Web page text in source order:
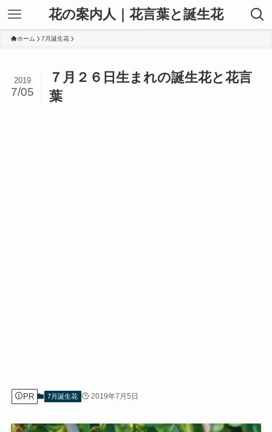
花の案内人｜花言葉と誕生花
ホーム 7月誕生花
７月２６日生まれの誕生花と花言
葉
2019
7/05
PR 7月誕生花 2019年7月5日